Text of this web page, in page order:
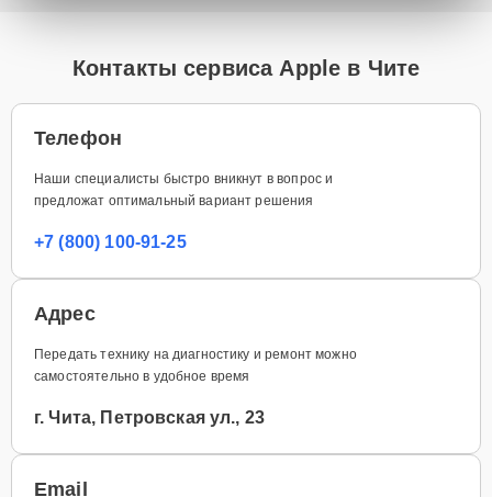
Контакты сервиса Apple в Чите
Телефон
Наши специалисты быстро вникнут в вопрос и
предложат оптимальный вариант решения
+7 (800) 100-91-25
Адрес
Передать технику на диагностику и ремонт можно
самостоятельно в удобное время
г. Чита, Петровская ул., 23
Email